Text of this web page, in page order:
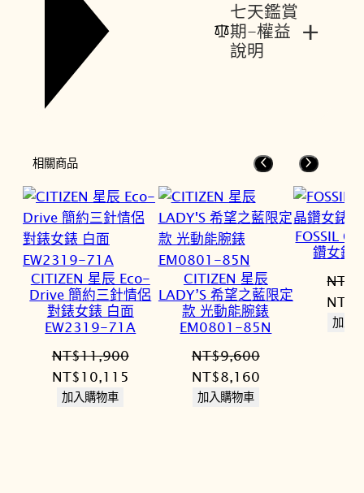
七天鑑賞
期-權益
說明
+
相關商品
CITIZEN 星辰 Eco-
Drive 簡約三針情侶
對錶女錶 白面
EW2319-71A
NT$11,900
原
始
NT$10,115
加入購物車
CITIZEN 星辰
LADY’S 希望之藍限定
款 光動能腕錶
EM0801-85N
NT$9,600
原
始
NT$8,160目
加入購物車
FOSSIL
鑽女錶
NT$
原
始
NT$
加入